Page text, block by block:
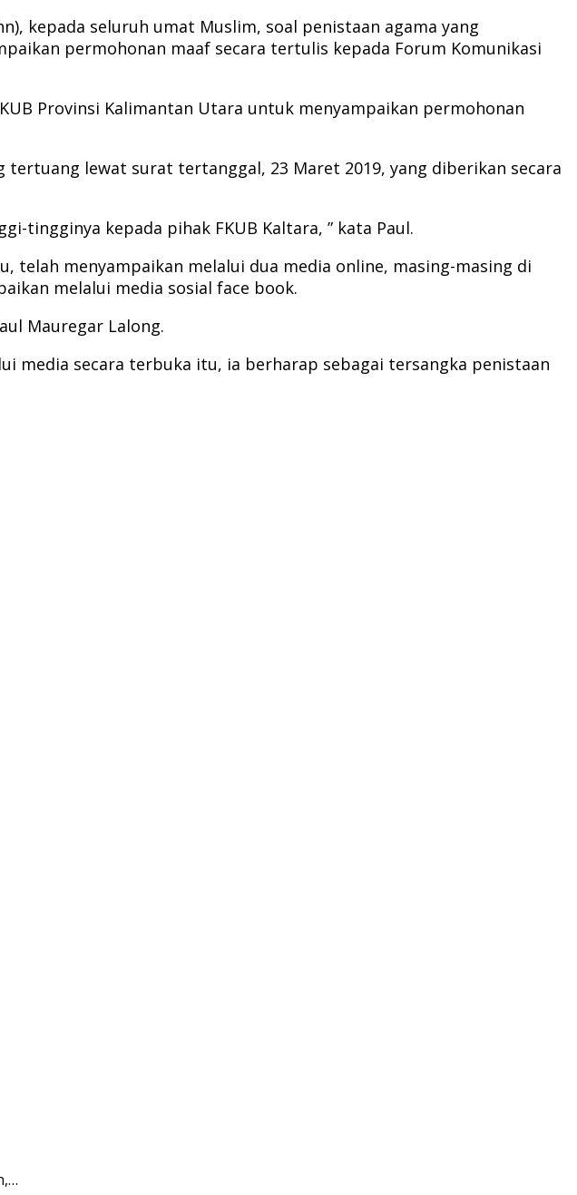
kepada seluruh umat Muslim, soal penistaan agama yang
permohonan maaf secara tertulis kepada Forum Komunikasi
Provinsi Kalimantan Utara untuk menyampaikan permohonan
lewat surat tertanggal, 23 Maret 2019, yang diberikan secara
tingginya kepada pihak FKUB Kaltara, ” kata Paul.
telah menyampaikan melalui dua media online, masing-masing di
melalui media sosial face book.
Mauregar Lalong.
media secara terbuka itu, ia berharap sebagai tersangka penistaan